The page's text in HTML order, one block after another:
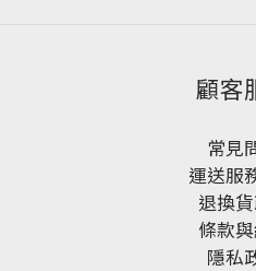
顧客
常見
運送服
退換
條款
隱私